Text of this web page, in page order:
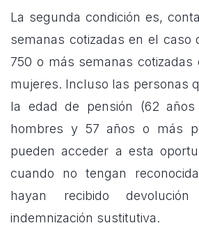
La segunda condición es,
semanas cotizadas en el caso
750 o más semanas
mujeres. Incluso las personas
la edad de pensión (62
hombres y 57 años o más
pueden acceder a esta
cuando no tengan
hayan recibido
indemnización sustitutiva.